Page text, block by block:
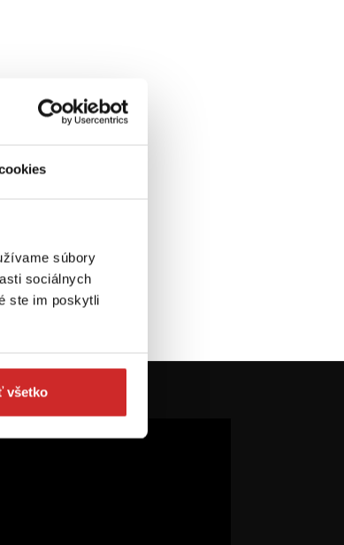
súbory
sociálnych
ste im poskytli
všetko